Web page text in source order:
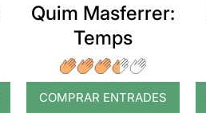
Quim Masferrer:
Temps
COMPRAR ENTRADES